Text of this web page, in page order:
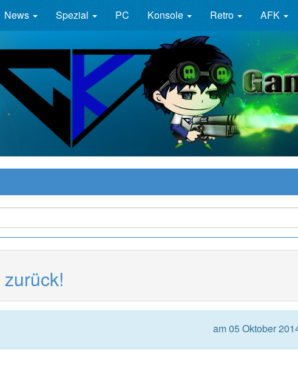
News Spezial PC Konsole Retro AFK
am 05 Oktober